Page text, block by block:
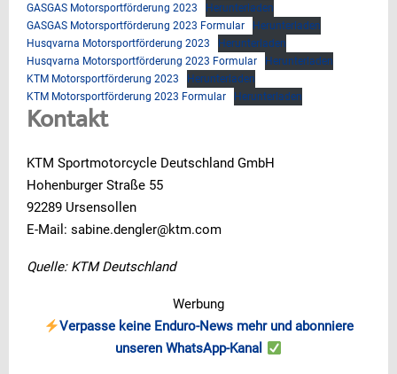
GASGAS Motorsportförderung 2023
Herunterladen
GASGAS Motorsportförderung 2023 Formular
Herunterladen
Husqvarna Motorsportförderung 2023
Herunterladen
Husqvarna Motorsportförderung 2023 Formular
Herunterladen
KTM Motorsportförderung 2023
Herunterladen
KTM Motorsportförderung 2023 Formular
Herunterladen
Kontakt
KTM Sportmotorcycle Deutschland GmbH
Hohenburger Straße 55
92289 Ursensollen
E-Mail: sabine.dengler@ktm.com
Quelle: KTM Deutschland
Werbung
Verpasse keine Enduro-News mehr und abonniere
unseren WhatsApp-Kanal